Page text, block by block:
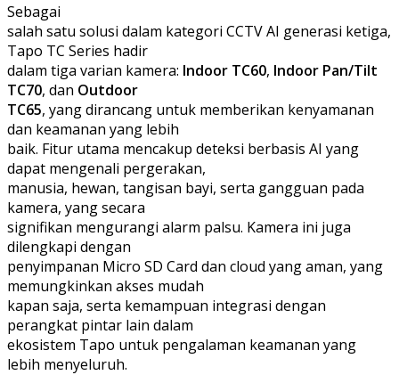
Sebagai
salah satu solusi dalam kategori CCTV AI generasi ketiga,
Tapo TC Series hadir
dalam tiga varian kamera: Indoor TC60, Indoor Pan/Tilt
TC70, dan Outdoor
TC65, yang dirancang untuk memberikan kenyamanan
dan keamanan yang lebih
baik. Fitur utama mencakup deteksi berbasis AI yang
dapat mengenali pergerakan,
manusia, hewan, tangisan bayi, serta gangguan pada
kamera, yang secara
signifikan mengurangi alarm palsu. Kamera ini juga
dilengkapi dengan
penyimpanan Micro SD Card dan cloud yang aman, yang
memungkinkan akses mudah
kapan saja, serta kemampuan integrasi dengan
perangkat pintar lain dalam
ekosistem Tapo untuk pengalaman keamanan yang
lebih menyeluruh.